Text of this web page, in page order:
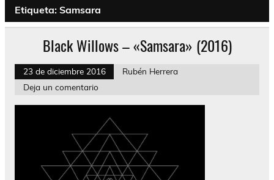
Etiqueta: Samsara
Black Willows – «Samsara» (2016)
23 de diciembre 2016
Rubén Herrera
Deja un comentario